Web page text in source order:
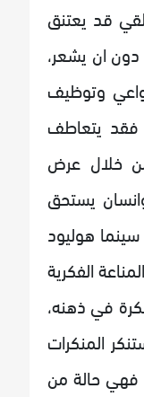
قد يعتنق
ان يشعر،
وتوظيف
يتعاطف
خلال عرض
يستحق
هوليود
الفكرية
في ذهنه،
المنكرات
فهي حالة من